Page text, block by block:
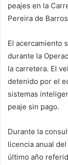
peajes en la
Pereira de
El acercamiento
durante la
la carretera. El
detenido por el
sistemas
peaje sin pago.
Durante la
licencia anual
último año